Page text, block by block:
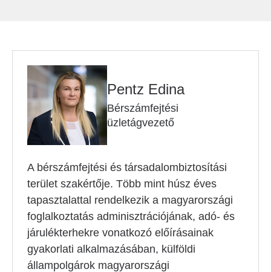
Pentz Edina
Bérszámfejtési
üzletágvezető
A bérszámfejtési és társadalombiztosítási
terület szakértője. Több mint húsz éves
tapasztalattal rendelkezik a magyarországi
foglalkoztatás adminisztrációjának, adó- és
járulékterhekre vonatkozó előírásainak
gyakorlati alkalmazásában, külföldi
állampolgárok magyarországi